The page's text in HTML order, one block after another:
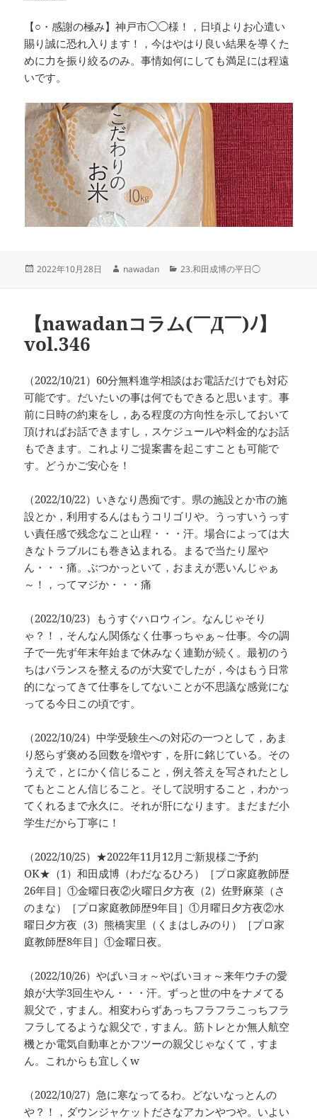
【○・感謝の極み】神戸市◯◯様！，日頃よりお心遣い
賜り誠に恐れ入ります！，今はやはり良い結果を導くた
めに力を振り絞るのみ。事情如何にしても満足には程遠
いです。
投
2022年10月28日
作
nawadan
カ
ー
23.和田成博の平日◯
【nawadanコラム(￣Д￣)ﾉ】
vol.346
（2022/10/21）60分無料進学相談はお電話だけでも対応
可能です。だいたいの事は何でもできると思います。事
前に日時の約束をし，ある程度の方向性を示しておいて
頂ければお話できますし，スケジュールや料金的なお話
もできます。これよりご提案書を起こすことも可能で
す。どうかご安心を！
（2022/10/22）いきなり愚痴です。県の施設とか市の施
設とか，利用するんはもうコリゴリや。うっすいうっす
い責任感で残念なこと山程・・・汗。場合によっては大
きなトラブルにも巻き込まれる。まるで当たり屋や
ん・・・痛。ぶつかっといて，おまえが悪いんじゃぁ
～！，ってマジか・・・痛
（2022/10/23）もうすぐハロウィン。なんじゃそり
ゃ？！，そんなん関係なく仕事っちゃぁ～仕事。今の調
子で一先ず年末年始まで休みなく連勤が続く。最初のう
ちはバランスを整えるのが大変でしたが，今はもう日常
的になってきて仕事をしてないことが不思議な感覚にな
ってる今日この頃です。
（2022/10/24）中学受験生への対応の一つとして，あま
り怒らず褒める回数を増やす，を肝に銘じている。その
うえで，とにかく信じること，例え答えを写されたとし
てもとことん信じること。そして説明すること，わかっ
てくれるまで永久に。それが肝になります。まだまだ小
学生だから丁寧に！
（2022/10/25）★2022年11月12月ご新規様ご予約
OK★（1）和田成博（わだなるひろ）［プロ家庭教師歴
26年目］①金曜日夜②火曜日夕方夜（2）佐野麻菜（さ
のまな）［プロ家庭教師歴9年目］①月曜日夕方夜②水
曜日夕方夜（3）熊橋実里（くまはしみのり）［プロ家
庭教師歴8年目］①金曜日夜。
（2022/10/26）やばいヨォ～やばいヨォ～来年ウチの愛
娘が大学3回生やん・・・汗。ずっと世の中をナメてる
親父で，すまん。相変わらずあっちフラフラこっちフラ
フラしてるような親父で，すまん。筋トレとか無人航空
機とか電気自動車とかフツーの親父じゃなくて，すま
ん。これからも宜しくw
（2022/10/27）急に寒なってるわ。どないなっとんの
や？！，ダウンジャケットださなアカンやつや。いよい